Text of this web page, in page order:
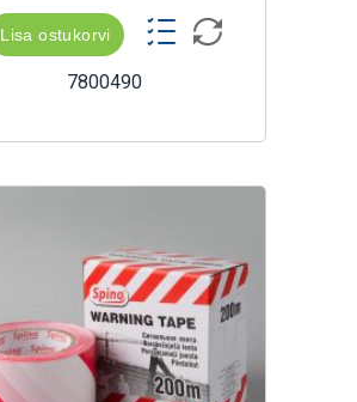
Lisa ostukorvi
7800490